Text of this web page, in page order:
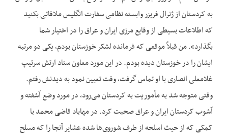
به کردستان از ژنرال فریزر وابسته نظامی سفارت انگلیس ملاقاتی بکنید
که اطلاعات بسیطی از وقایع مرزی ایران و عراق را در اختیار شما
بگذارد». من قبلاً موقعی که فرمانده لشکر خوزستان بودم، یکی دو مرتبه
ایشان را در خوزستان دیده بودم. در این مورد معاون ستاد ارتش سرتیپ
غلامعلی انصاری با او تماس گرفت، وقت تعیین نمود به دیدنش رفتم.
وقتی متوجه شد به مأموریت به کردستان می‌رود، در مورد وضع آشفته و
آشوب کردستان ایران و عراق صحبت کرد. در مهاباد قاضی محمد با
کمکی که از حیث اسلحه از طرف شوروی‌‌ها شده عشایر آنجا را که مسلح